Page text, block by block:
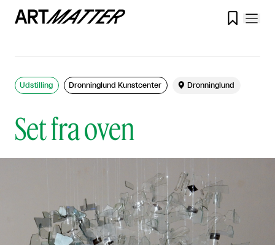

Set fra oven
Udstilling Dronninglund Kunstcenter  Dronninglund